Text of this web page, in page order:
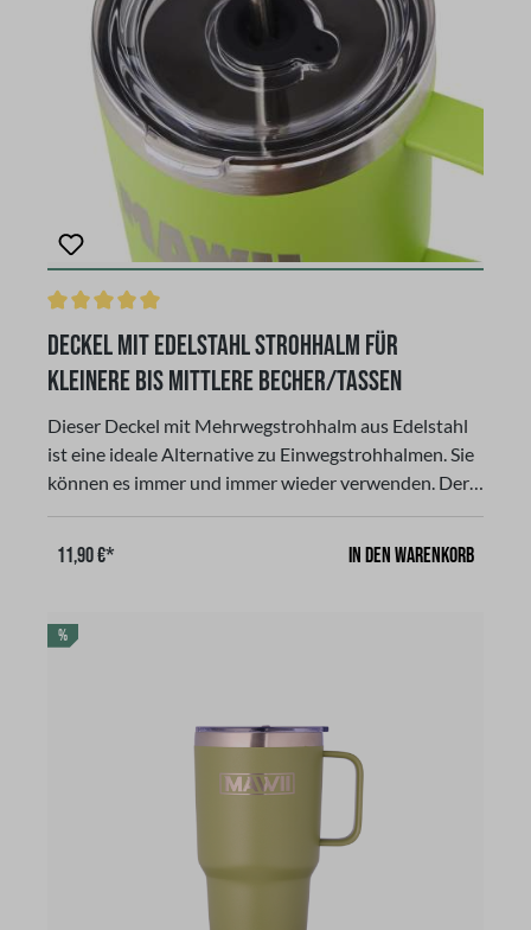
Durchschnittliche Bewertung von 5 von 5 Sternen
Deckel mit Edelstahl Strohhalm für
kleinere bis mittlere Becher/Tassen
Dieser Deckel mit Mehrwegstrohhalm aus Edelstahl
ist eine ideale Alternative zu Einwegstrohhalmen. Sie
können es immer und immer wieder verwenden. Der
Strohhalm ist aus Edelstahl und passt auf alle
und 600 ml. Nicht kompatibel mit den gewölbten
Edelstahlbechern mit 300 ml Fassungsvermögen!
11,90 €* In den Warenkorb
RABATT
%